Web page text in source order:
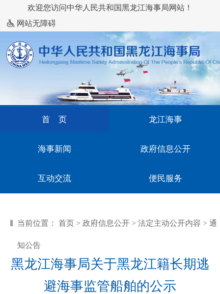
欢迎您访问中华人民共和国黑龙江海事局网站！
网站无障碍
首 页 龙江海事
海事新闻 政府信息公开
互动交流 便民服务
当前位置： 首页 > 政府信息公开 > 法定主动公开内容 > 通
知公告
黑龙江海事局关于黑龙江籍长期逃
避海事监管船舶的公示